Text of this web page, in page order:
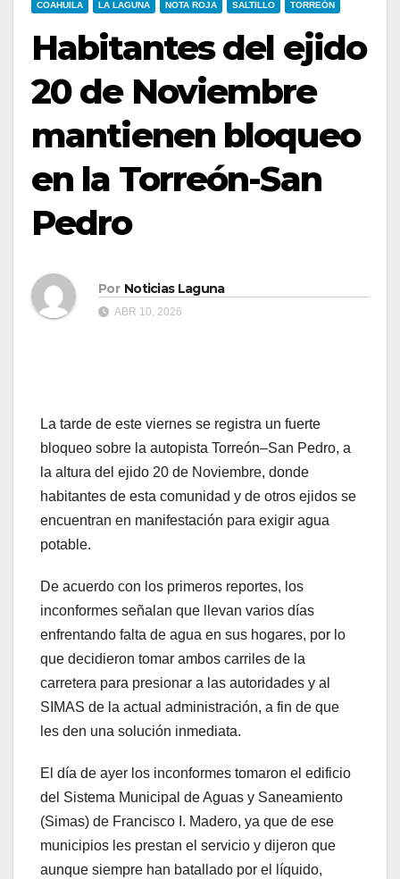
COAHUILA LA LAGUNA NOTA ROJA SALTILLO TORREÓN
Habitantes del ejido
20 de Noviembre
mantienen bloqueo
en la Torreón-San
Pedro
Por Noticias Laguna
ABR 10, 2026
La tarde de este viernes se registra un fuerte
bloqueo sobre la autopista Torreón–San Pedro, a
la altura del ejido 20 de Noviembre, donde
habitantes de esta comunidad y de otros ejidos se
encuentran en manifestación para exigir agua
potable.
De acuerdo con los primeros reportes, los
inconformes señalan que llevan varios días
enfrentando falta de agua en sus hogares, por lo
que decidieron tomar ambos carriles de la
carretera para presionar a las autoridades y al
SIMAS de la actual administración, a fin de que
les den una solución inmediata.
El día de ayer los inconformes tomaron el edificio
del Sistema Municipal de Aguas y Saneamiento
(Simas) de Francisco I. Madero, ya que de ese
municipios les prestan el servicio y dijeron que
aunque siempre han batallado por el líquido,